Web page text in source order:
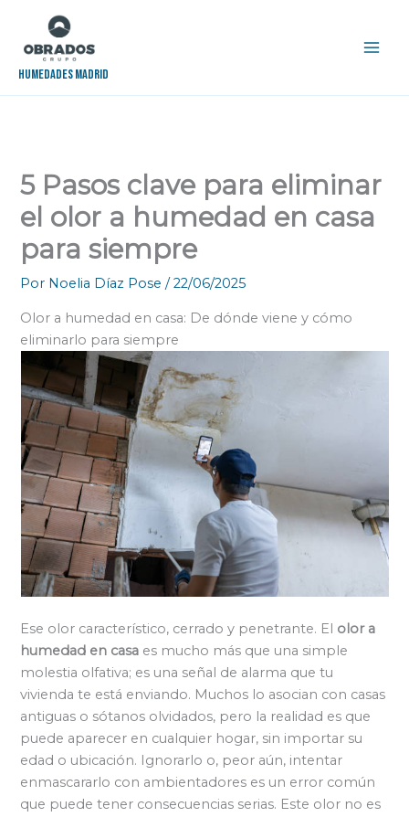
contenido
Humedades Madrid
5 Pasos clave para eliminar
el olor a humedad en casa
para siempre
Por Noelia Díaz Pose/22/06/2025
Olor a humedad en casa: De dónde viene y cómo
eliminarlo para siempre
Ese olor característico, cerrado y penetrante. El olor a
humedad en casa es mucho más que una simple
molestia olfativa; es una señal de alarma que tu
vivienda te está enviando. Muchos lo asocian con casas
antiguas o sótanos olvidados, pero la realidad es que
puede aparecer en cualquier hogar, sin importar su
edad o ubicación. Ignorarlo o, peor aún, intentar
enmascararlo con ambientadores es un error común
que puede tener consecuencias serias. Este olor no es